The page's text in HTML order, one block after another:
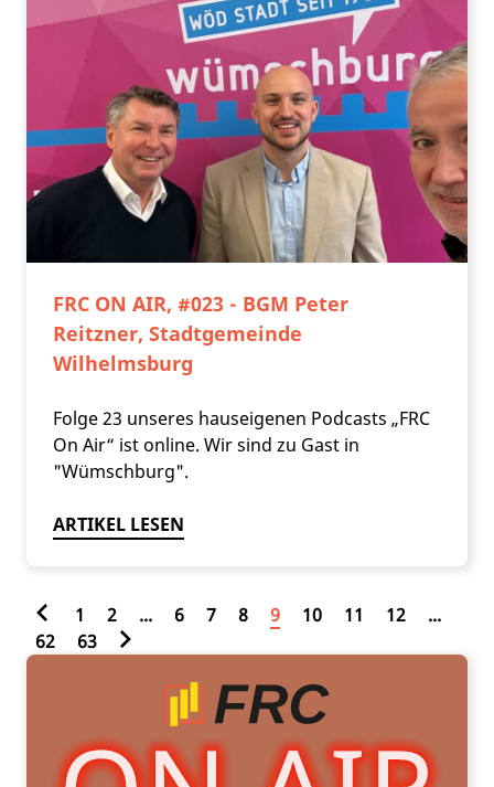
FRC ON AIR, #023 - BGM Peter
Reitzner, Stadtgemeinde
Wilhelmsburg
Folge 23 unseres hauseigenen Podcasts „FRC
On Air“ ist online. Wir sind zu Gast in
"Wümschburg".
ARTIKEL LESEN
1 2 ... 6 7 8 9 10 11 12
...
62
63